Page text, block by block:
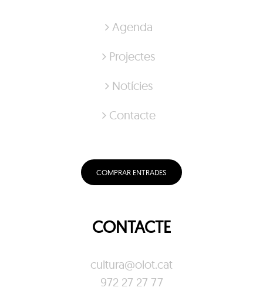
Agenda
Projectes
Notícies
Contacte
COMPRAR ENTRADES
CONTACTE
cultura@olot.cat
972 27 27 77